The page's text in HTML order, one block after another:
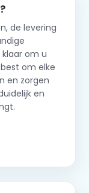
de levering
om u
om elke
en zorgen
en